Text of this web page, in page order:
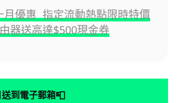
月優惠 指定流動熱點限時特價
器送高達$500現金券
到電子郵箱📮